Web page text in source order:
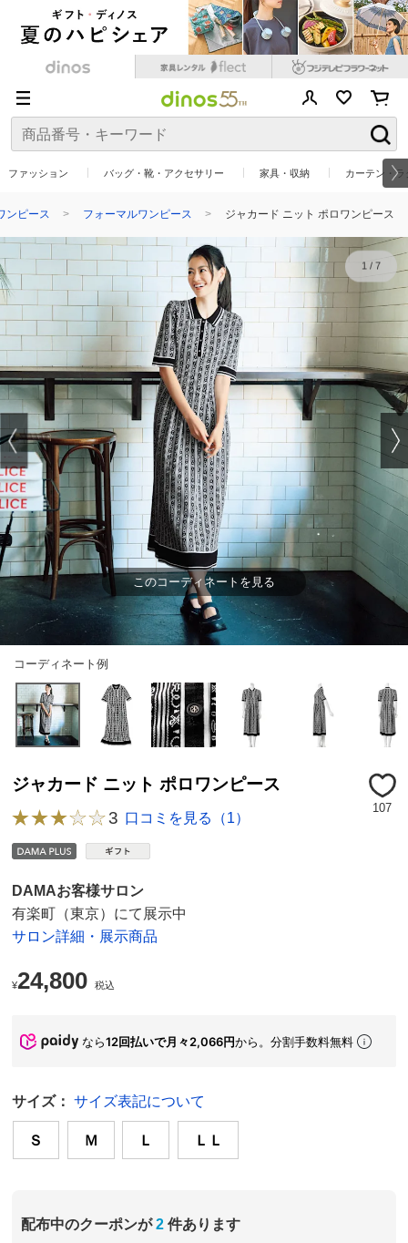
ファッション バッグ・靴・アクセサリー 家具・収納 カーテン・
ンピース フォーマルワンピース ジャカード ニット ポロワンピース
このコーディネートを見る
コーディネート例
1/ 7
ジャカード ニット ポロワンピース
107
3 口コミを見る（1）
DAMAお客様サロン
有楽町（東京）にて展示中
サロン詳細・展示商品
¥24,800 税込
なら12回払いで月々2,066円から。分割手数料無料
サイズ： サイズ表記について
Ｓ Ｍ Ｌ ＬＬ
配布中のクーポンが 2 件あります